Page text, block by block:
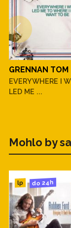
GRENNAN TOM
EVERYWHERE I
LED ME ...
Mohlo by
lp do 24h